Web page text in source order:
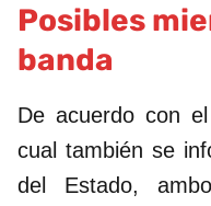
Posibles
banda
De acuerdo con
cual también se
del Estado,